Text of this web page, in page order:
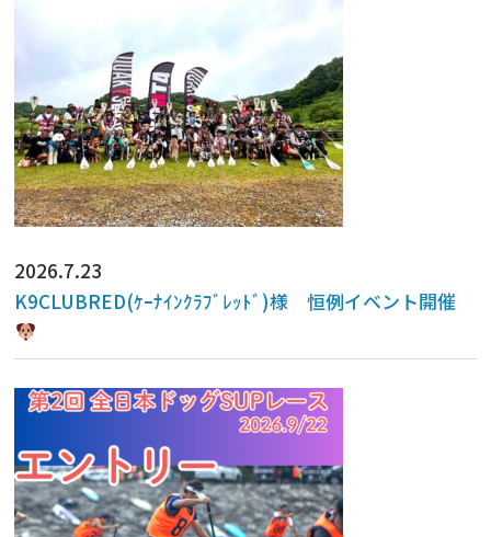
2026.7.23
K9CLUBRED(ｹｰﾅｲﾝｸﾗﾌﾞﾚｯﾄﾞ)様 恒例イベント開催